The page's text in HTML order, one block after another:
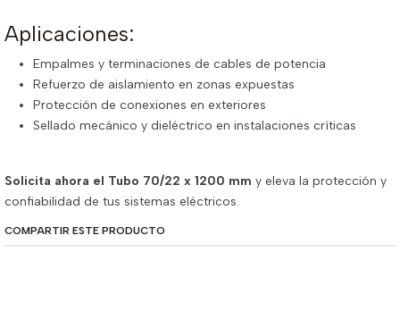
Aplicaciones:
Empalmes y terminaciones de cables de potencia
Refuerzo de aislamiento en zonas expuestas
Protección de conexiones en exteriores
Sellado mecánico y dieléctrico en instalaciones críticas
Solicita ahora el Tubo 70/22 x 1200 mm y eleva la protección y
confiabilidad de tus sistemas eléctricos.
COMPARTIR ESTE PRODUCTO